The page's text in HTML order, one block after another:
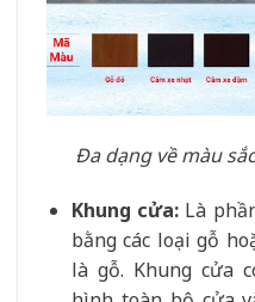
Đa dạng về màu
Khung cửa: Là
bằng các loại gỗ
là gỗ. Khung cửa